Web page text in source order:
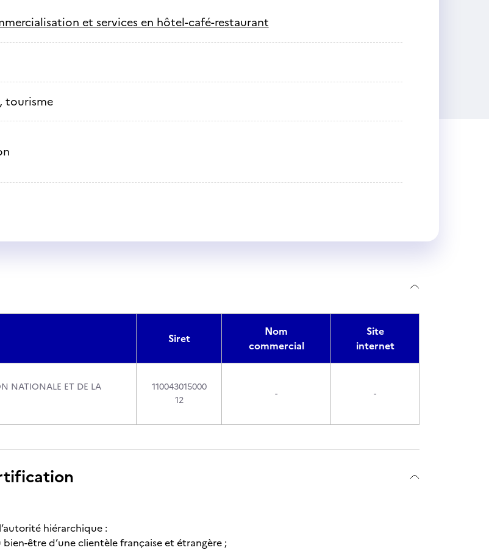
et services en hôtel-café-restaurant
tourisme
Siret
Nom
commercial
Site
internet
NATIONALE ET DE LA
110043015000
12
- -
hiérarchique :
être d’une clientèle française et étrangère ;